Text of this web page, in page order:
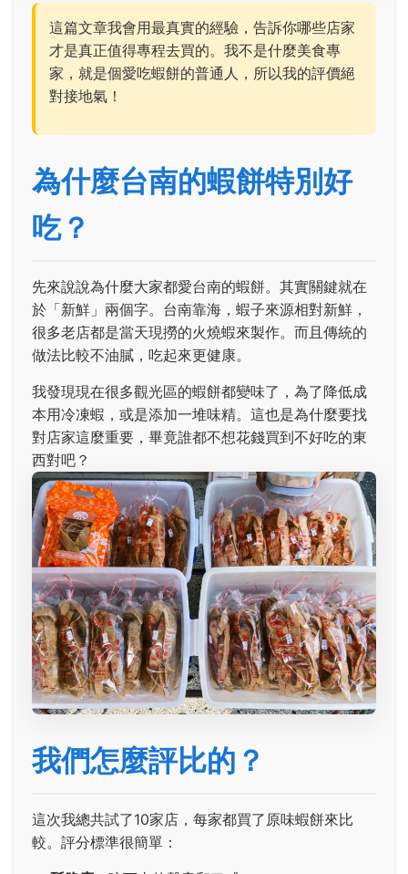
這篇文章我會用最真實的經驗，告訴你哪些店家
才是真正值得專程去買的。我不是什麼美食專
家，就是個愛吃蝦餅的普通人，所以我的評價絕
對接地氣！
為什麼台南的蝦餅特別好
吃？
先來說說為什麼大家都愛台南的蝦餅。其實關鍵就在
於「新鮮」兩個字。台南靠海，蝦子來源相對新鮮，
很多老店都是當天現撈的火燒蝦來製作。而且傳統的
做法比較不油膩，吃起來更健康。
我發現現在很多觀光區的蝦餅都變味了，為了降低成
本用冷凍蝦，或是添加一堆味精。這也是為什麼要找
對店家這麼重要，畢竟誰都不想花錢買到不好吃的東
西對吧？
我們怎麼評比的？
這次我總共試了10家店，每家都買了原味蝦餅來比
較。評分標準很簡單：